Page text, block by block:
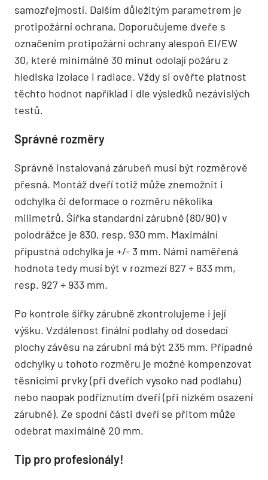
samozřejmostí. Dalším důležitým parametrem je
protipožární ochrana. Doporučujeme dveře s
označením protipožární ochrany alespoň EI/EW
30, které minimálně 30 minut odolají požáru z
hlediska izolace i radiace. Vždy si ověřte platnost
těchto hodnot například i dle výsledků nezávislých
testů.
Správné rozměry
Správně instalovaná zárubeň musí být rozměrově
přesná. Montáž dveří totiž může znemožnit i
odchylka či deformace o rozměru několika
milimetrů. Šířka standardní zárubně (80/90) v
polodrážce je 830, resp. 930 mm. Maximální
přípustná odchylka je +/- 3 mm. Námi naměřená
hodnota tedy musí být v rozmezí 827 ÷ 833 mm,
resp. 927 ÷ 933 mm.
Po kontrole šířky zárubně zkontrolujeme i její
výšku. Vzdálenost finální podlahy od dosedací
plochy závěsu na zárubni má být 235 mm. Případné
odchylky u tohoto rozměru je možné kompenzovat
těsnicími prvky (při dveřích vysoko nad podlahu)
nebo naopak podříznutím dveří (při nízkém osazení
zárubně). Ze spodní části dveří se přitom může
odebrat maximálně 20 mm.
Tip pro profesionály!